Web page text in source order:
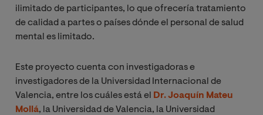
ilimitado de participantes, lo que ofrecería tratamiento
de calidad a partes o países dónde el personal de salud
mental es limitado.
Este proyecto cuenta con investigadoras e
investigadores de la Universidad Internacional de
Valencia, entre los cuáles está el
Dr. Joaquín Mateu
Mollá, la Universidad de Valencia, la Universidad